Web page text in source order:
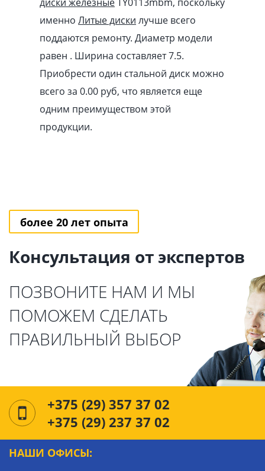
именно Литые диски лучше всего
поддаются ремонту. Диаметр модели
равен . Ширина составляет 7.5.
Приобрести один стальной диск можно
всего за 0.00 pуб, что является еще
одним преимуществом этой
продукции.
более 20 лет опыта
Консультация от экспертов
ПОЗВОНИТЕ НАМ И МЫ
ПОМОЖЕМ СДЕЛАТЬ
ПРАВИЛЬНЫЙ ВЫБОР
+375 (29) 357 37 02
+375 (29) 237 37 02
НАШИ ОФИСЫ: